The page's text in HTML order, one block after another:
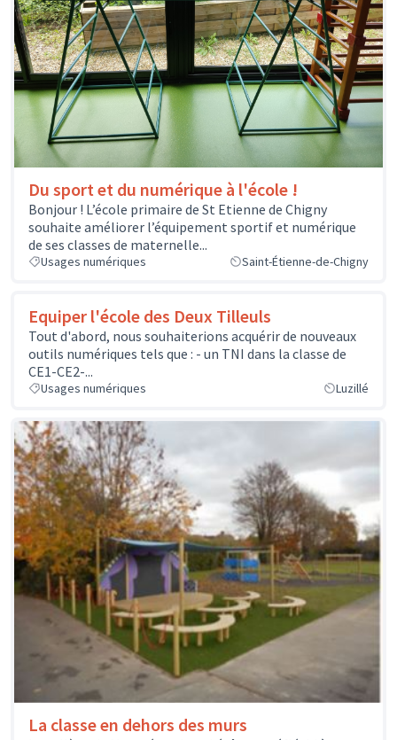
Du sport et du numérique à l'école !
Bonjour ! L’école primaire de St Etienne de Chigny
souhaite améliorer l’équipement sportif et numérique
de ses classes de maternelle...
Usages numériques Saint-Étienne-de-Chigny
Equiper l'école des Deux Tilleuls
Tout d'abord, nous souhaiterions acquérir de nouveaux
outils numériques tels que : - un TNI dans la classe de
CE1-CE2-...
Usages numériques Luzillé
La classe en dehors des murs